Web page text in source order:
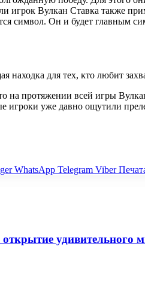
Вулкан Ставка также
символ. Он и будет главным
находка для тех, кто любит
на протяжении всей игры
уже давно ощутили
WhatsApp Telegram Viber
удивительного